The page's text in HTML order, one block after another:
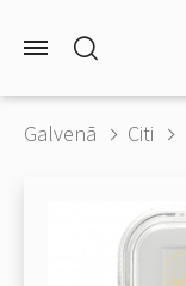
Galvenā Citi